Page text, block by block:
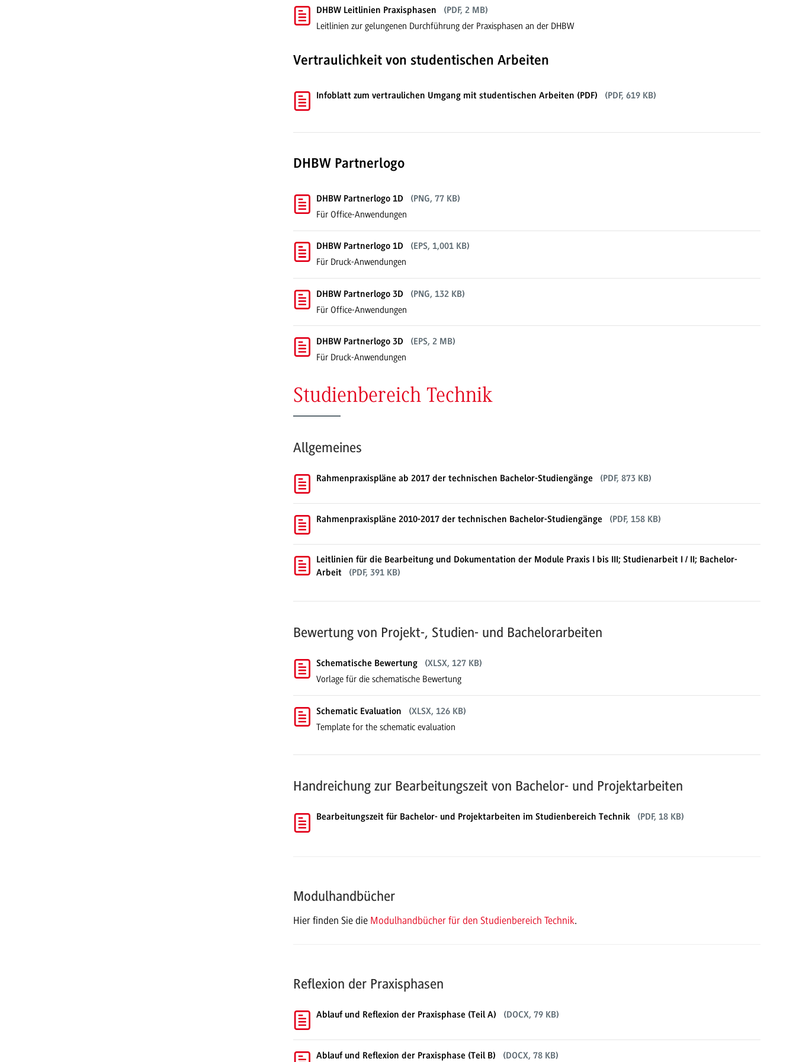
DHBW Leitlinien Praxisphasen (PDF, 2 MB)
Leitlinien zur gelungenen Durchführung der Praxisphasen an der DHBW
Vertraulichkeit von studentischen Arbeiten
Infoblatt zum vertraulichen Umgang mit studentischen Arbeiten (PDF) (PDF, 619 KB)
DHBW Partnerlogo
DHBW Partnerlogo 1D (PNG, 77 KB)
Für Office-Anwendungen
DHBW Partnerlogo 1D (EPS, 1,001 KB)
Für Druck-Anwendungen
DHBW Partnerlogo 3D (PNG, 132 KB)
Für Office-Anwendungen
DHBW Partnerlogo 3D (EPS, 2 MB)
Für Druck-Anwendungen
Studienbereich Technik
Allgemeines
Rahmenpraxispläne ab 2017 der technischen Bachelor-Studiengänge (PDF, 873 KB)
Rahmenpraxispläne 2010-2017 der technischen Bachelor-Studiengänge (PDF, 158 KB)
Leitlinien für die Bearbeitung und Dokumentation der Module Praxis I bis III; Studienarbeit I / II; Bachelor-
Arbeit
(PDF, 391 KB)
Bewertung von Projekt-, Studien- und Bachelorarbeiten
Schematische Bewertung (XLSX, 127 KB)
Vorlage für die schematische Bewertung
Schematic Evaluation (XLSX, 126 KB)
Template for the schematic evaluation
Handreichung zur Bearbeitungszeit von Bachelor- und Projektarbeiten
Bearbeitungszeit für Bachelor- und Projektarbeiten im Studienbereich Technik (PDF, 18 KB)
Modulhandbücher
Hier finden Sie die Modulhandbücher für den Studienbereich Technik.
Reflexion der Praxisphasen
Ablauf und Reflexion der Praxisphase (Teil A) (DOCX, 79 KB)
Ablauf und Reflexion der Praxisphase (Teil B) (DOCX, 78 KB)